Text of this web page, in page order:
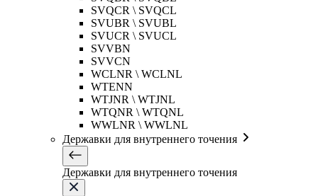
SVQCR \ SVQCL
SVUBR \ SVUBL
SVUCR \ SVUCL
SVVBN
SVVCN
WCLNR \ WCLNL
WTENN
WTJNR \ WTJNL
WTQNR \ WTQNL
WWLNR \ WWLNL
Державки для внутреннего точения
Державки для внутреннего точения